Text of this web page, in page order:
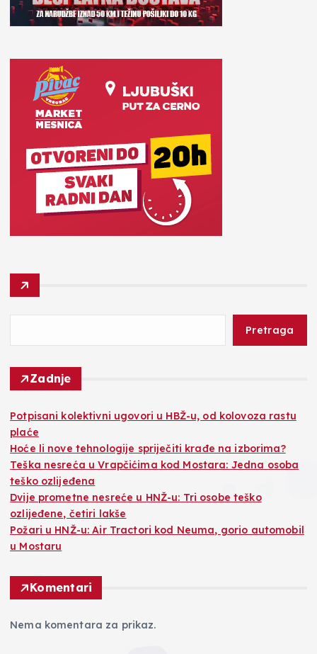
Pretraga
Zadnje
Potpisani kolektivni ugovori u HBŽ-u, od kolovoza rastu
plaće
Hoće li nove tehnologije spriječiti krađe na izborima?
Teška nesreća u Vrapčićima kod Mostara: Jedna osoba
teško ozlijeđena
Dvije prometne nesreće u HNŽ-u: Tri osobe teško
ozlijeđene, četiri lakše
Požari u HNŽ-u: Air Tractori kod Neuma, gorio automobil
u Mostaru
Komentari
Nema komentara za prikaz.